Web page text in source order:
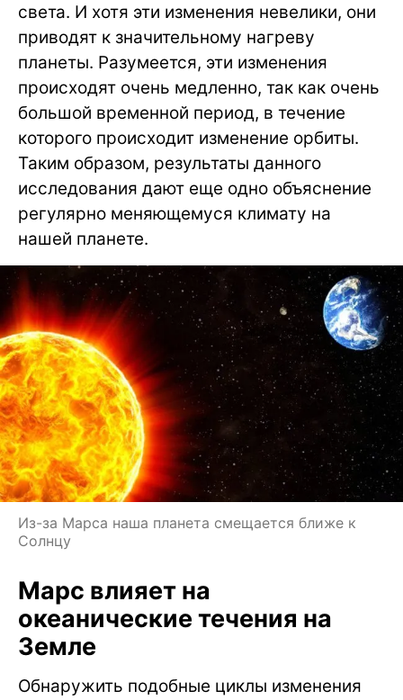
света. И хотя эти изменения невелики, они
приводят к значительному нагреву
планеты. Разумеется, эти изменения
происходят очень медленно, так как очень
большой временной период, в течение
которого происходит изменение орбиты.
Таким образом, результаты данного
исследования дают еще одно объяснение
регулярно меняющемуся климату на
нашей планете.
Из-за Марса наша планета смещается ближе к
Солнцу
Марс влияет на
океанические течения на
Земле
Обнаружить подобные циклы изменения